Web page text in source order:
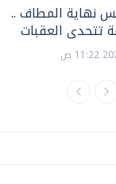
نهاية المطاف ..
العقبات